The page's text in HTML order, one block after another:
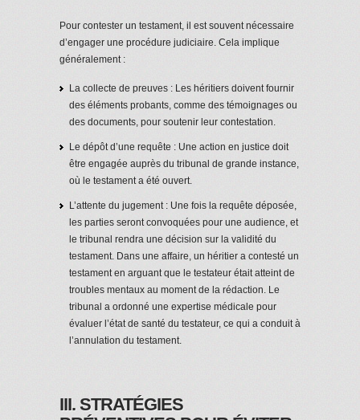
Pour contester un testament, il est souvent nécessaire
d’engager une procédure judiciaire. Cela implique
généralement :
La collecte de preuves : Les héritiers doivent fournir
des éléments probants, comme des témoignages ou
des documents, pour soutenir leur contestation.
Le dépôt d’une requête : Une action en justice doit
être engagée auprès du tribunal de grande instance,
où le testament a été ouvert.
L’attente du jugement : Une fois la requête déposée,
les parties seront convoquées pour une audience, et
le tribunal rendra une décision sur la validité du
testament. Dans une affaire, un héritier a contesté un
testament en arguant que le testateur était atteint de
troubles mentaux au moment de la rédaction. Le
tribunal a ordonné une expertise médicale pour
évaluer l’état de santé du testateur, ce qui a conduit à
l’annulation du testament.
III. STRATÉGIES